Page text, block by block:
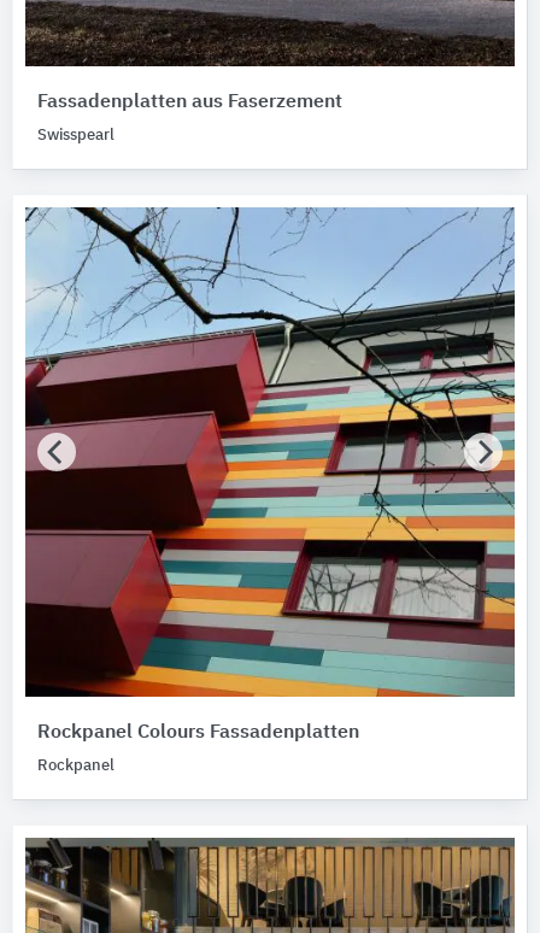
Fassadenplatten aus Faserzement
Swisspearl
Rockpanel Colours Fassadenplatten
Rockpanel